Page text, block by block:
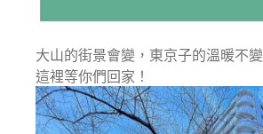
大山的街景會變，東京子的溫暖不
這裡等你們回家！